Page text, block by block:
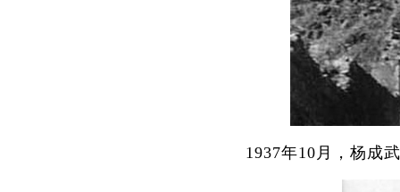
1937年10月，杨成